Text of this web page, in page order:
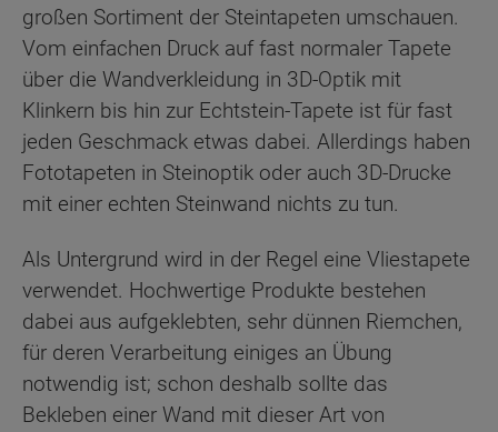
großen Sortiment der Steintapeten umschauen.
Vom einfachen Druck auf fast normaler Tapete
über die Wandverkleidung in 3D-Optik mit
Klinkern bis hin zur Echtstein-Tapete ist für fast
jeden Geschmack etwas dabei. Allerdings haben
Fototapeten in Steinoptik oder auch 3D-Drucke
mit einer echten Steinwand nichts zu tun.
Als Untergrund wird in der Regel eine Vliestapete
verwendet. Hochwertige Produkte bestehen
dabei aus aufgeklebten, sehr dünnen Riemchen,
für deren Verarbeitung einiges an Übung
notwendig ist; schon deshalb sollte das
Bekleben einer Wand mit dieser Art von